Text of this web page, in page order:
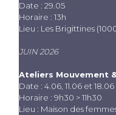
Date : 29.05
Horaire : 13h
Lieu : Les Brigittines
JUIN 2026
Ateliers Mouvement
Date : 4.06, 11.06 et 18.06
Horaire : 9h30 > 11h30
Lieu : Maison des